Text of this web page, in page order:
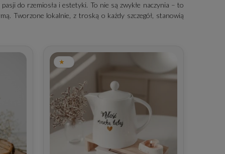
do rzemiosła i estetyki. To nie są zwykłe naczynia – to
Tworzone lokalnie, z troską o każdy szczegół, stanowią